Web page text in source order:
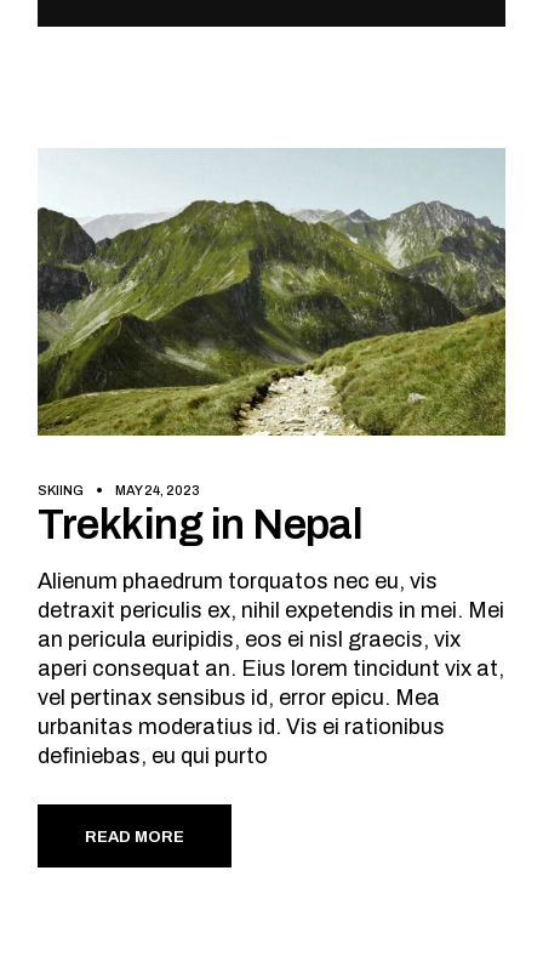
SKIING MAY 24, 2023
Trekking in Nepal
Alienum phaedrum torquatos nec eu, vis
detraxit periculis ex, nihil expetendis in mei. Mei
an pericula euripidis, eos ei nisl graecis, vix
aperi consequat an. Eius lorem tincidunt vix at,
vel pertinax sensibus id, error epicu. Mea
urbanitas moderatius id. Vis ei rationibus
definiebas, eu qui purto
READ MORE